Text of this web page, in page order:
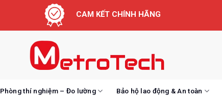
CAM KẾT CHÍNH HÃNG
Phòng thí nghiệm – Đo lường Bảo hộ lao động & An toàn